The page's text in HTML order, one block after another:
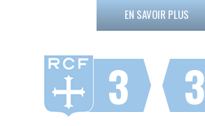
EN SAVOIR PLUS
3 3